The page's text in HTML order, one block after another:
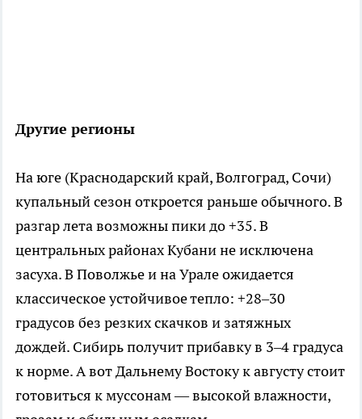
Другие регионы
На юге (Краснодарский край, Волгоград, Сочи)
купальный сезон откроется раньше обычного. В
разгар лета возможны пики до +35. В
центральных районах Кубани не исключена
засуха. В Поволжье и на Урале ожидается
классическое устойчивое тепло: +28–30
градусов без резких скачков и затяжных
дождей. Сибирь получит прибавку в 3–4 градуса
к норме. А вот Дальнему Востоку к августу стоит
готовиться к муссонам — высокой влажности,